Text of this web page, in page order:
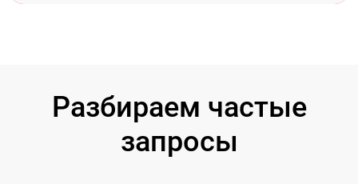
Разбираем частые
запросы